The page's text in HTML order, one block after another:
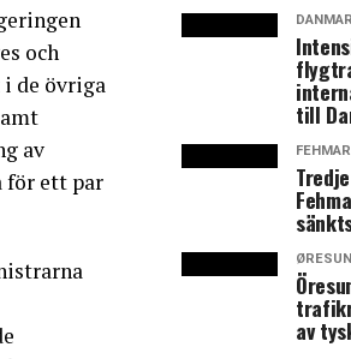
och
de övriga
av
för ett par
till
av